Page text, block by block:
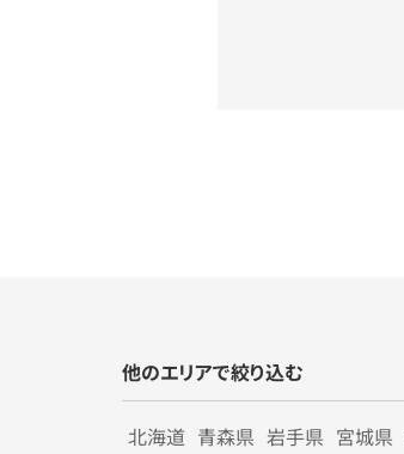
他のエリアで絞り込む
北海道 青森県 岩手県 宮城県